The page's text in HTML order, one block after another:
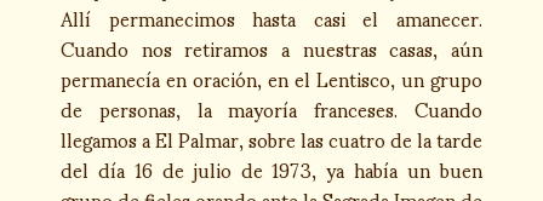
Allí permanecimos hasta casi el amanecer.
Cuando nos retiramos a nuestras casas, aún
permanecía en oración, en el Lentisco, un grupo
de personas, la mayoría franceses. Cuando
llegamos a El Palmar, sobre las cuatro de la tarde
del día 16 de julio de 1973, ya había un buen